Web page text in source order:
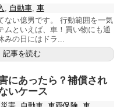
, 自動車, 車
ない億男です。 行動範囲を一気
ムといえば、車！買い物にも通
みの日にはドラ...
記事を読む
にあったら？補償され
いケース